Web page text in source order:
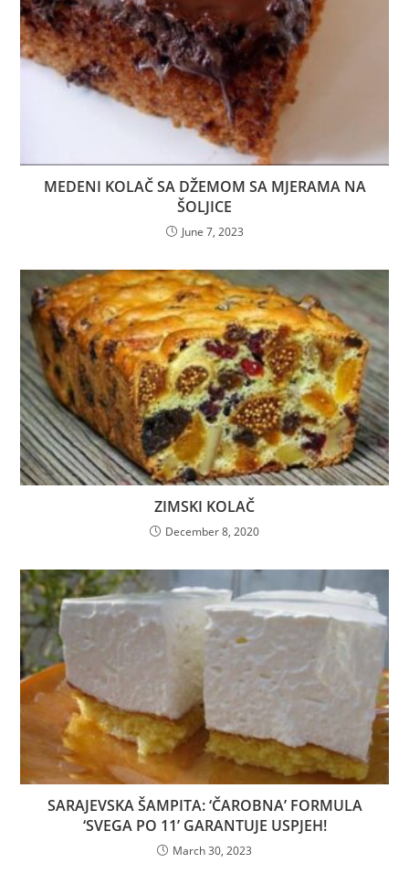
MEDENI KOLAČ SA DŽEMOM SA MJERAMA NA
ŠOLJICE
June 7, 2023
ZIMSKI KOLAČ
December 8, 2020
SARAJEVSKA ŠAMPITA: ‘ČAROBNA’ FORMULA
‘SVEGA PO 11’ GARANTUJE USPJEH!
March 30, 2023